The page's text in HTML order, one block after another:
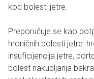
kod bolesti jetre.
Preporučuje se kao
hroničnih bolesti jetre:
insuficijencija jetre,
bolest nakupljanja